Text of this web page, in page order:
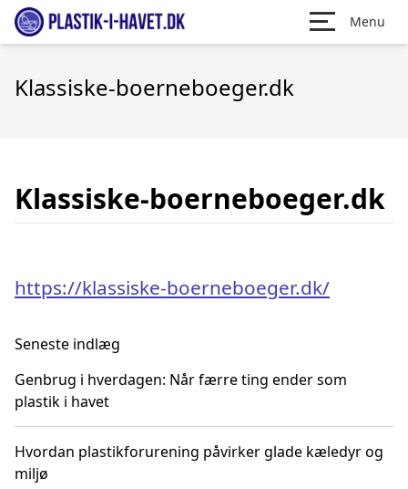
Menu
Klassiske-boerneboeger.dk
Klassiske-boerneboeger.dk
https://klassiske-boerneboeger.dk/
Seneste indlæg
Genbrug i hverdagen: Når færre ting ender som
plastik i havet
Hvordan plastikforurening påvirker glade kæledyr og
miljø